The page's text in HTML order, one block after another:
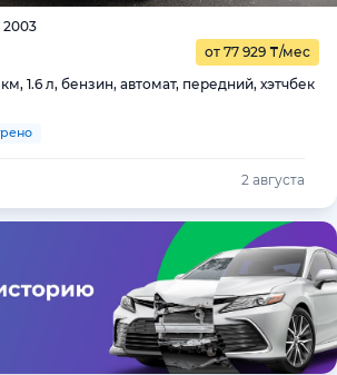
2003
от 77 929 ₸/мес
1.6 л, бензин, автомат, передний, хэтчбек
2 августа